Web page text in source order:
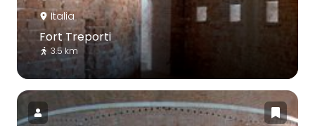
Italia
Fort Treporti
3.5 km